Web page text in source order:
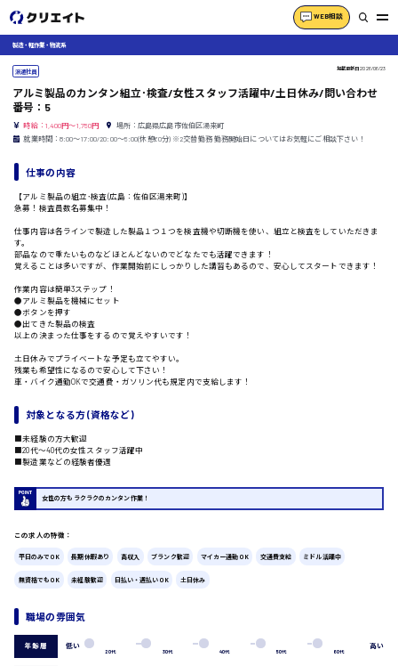
WEB相談
製造・軽作業・物流系
組立、加工
検品・包装・箱詰め
ピッキング・仕分け
フォークリフト
看護助手
広島市東区
製造・軽作業・物流系
派遣社員 掲載更新日2026/06/23
アルミ製品のカンタン組立･検査/女性スタッフ活躍中/土日休み/問い合わせ
番号：5
時給：1,400円～1,750円
場所：広島県広島市佐伯区湯来町
就業時間：8:00〜17:00/20:00〜5:00(休憩60分) ※2交替勤務 勤務開始日についてはお気軽にご相談下さい！
仕事の内容
【アルミ製品の組立･検査(広島：佐伯区湯来町)】
急募！検査員数名募集中！
仕事内容は各ラインで製造した製品１つ１つを検査機や切断機を使い、組立と検査をしていただきま
す。
部品なので重たいものなどほとんどないのでどなたでも活躍できます！
覚えることは多いですが、作業開始前にしっかりした講習もあるので、安心してスタートできます！
作業内容は簡単3ステップ！
●アルミ製品を機械にセット
●ボタンを押す
●出てきた製品の検査
以上の決まった仕事をするので覚えやすいです！
土日休みでプライベートな予定も立てやすい。
残業も希望性になるので安心して下さい！
車・バイク通勤OKで交通費・ガソリン代も規定内で支給します！
対象となる方 (資格など)
■未経験の方大歓迎
■20代〜40代の女性スタッフ活躍中
■製造業などの経験者優遇
女性の方もラクラクのカンタン作業！
この求人の特徴：
平日のみでOK 長期休暇あり 高収入 ブランク歓迎 マイカー通勤OK 交通費支給 ミドル活躍中
無資格でもOK 未経験歓迎 日払い・週払いOK 土日休み
職場の雰囲気
年齢層 低い
20代 30代 40代 50代 60代
高い